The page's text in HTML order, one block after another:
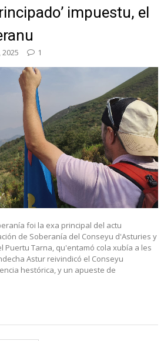
impuestu, el
2025 1
foi la exa principal del actu
de Soberanía del Conseyu d'Asturies y
Puertu Tarna, qu'entamó cola xubía a les
Astur reivindicó el Conseyu
hestórica, y un apueste de